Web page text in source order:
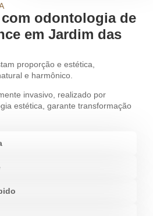
odontologia de
em Jardim das
proporção e estética,
e harmônico.
invasivo, realizado por
estética, garante transformação